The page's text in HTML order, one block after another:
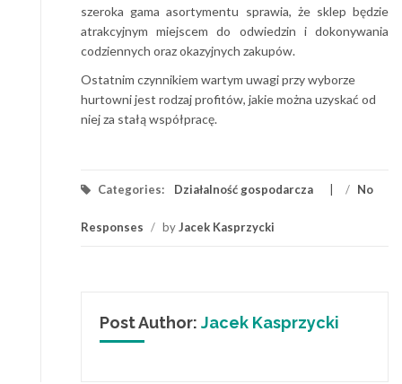
szeroka gama asortymentu sprawia, że sklep będzie
atrakcyjnym miejscem do odwiedzin i dokonywania
codziennych oraz okazyjnych zakupów.
Ostatnim czynnikiem wartym uwagi przy wyborze
hurtowni jest rodzaj profitów, jakie można uzyskać od
niej za stałą współpracę.
Categories: Działalność gospodarcza / No
Responses / byJacek Kasprzycki
Post Author: Jacek Kasprzycki